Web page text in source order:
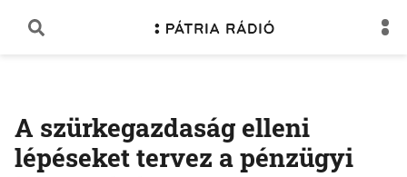
A szürkegazdaság elleni
lépéseket tervez a pénzügyi